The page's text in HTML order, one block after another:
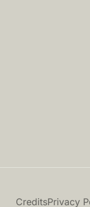
CreditsPrivacy